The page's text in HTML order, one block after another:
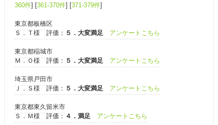
360件] [361-370件] [371-379件]
東京都板橋区
Ｓ．Ｔ様 評価： ５．大変満足 アンケートこちら
東京都稲城市
Ｍ．Ｏ様 評価： ５．大変満足 アンケートこちら
埼玉県戸田市
Ｊ．Ｓ様 評価： ５．大変満足 アンケートこちら
東京都東久留米市
Ｓ．Ｍ様 評価： ４．満足 アンケートこちら